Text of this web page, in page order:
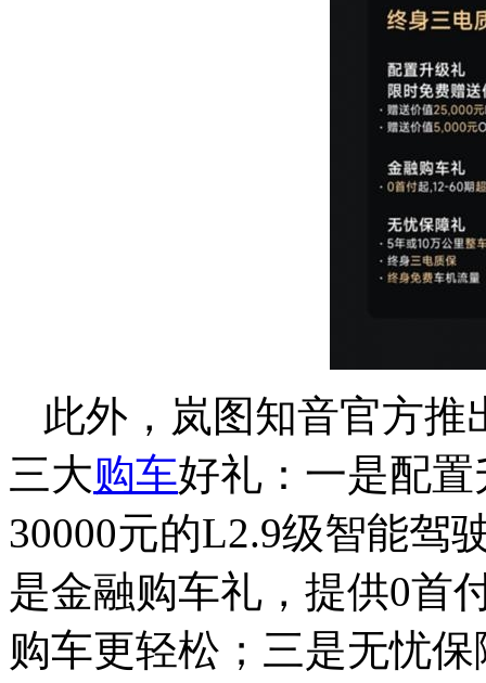
此外，岚图知音官方
三大购车好礼：一是配
30000元的L2.9级智能驾
是金融购车礼，提供0首
购车更轻松；三是无忧